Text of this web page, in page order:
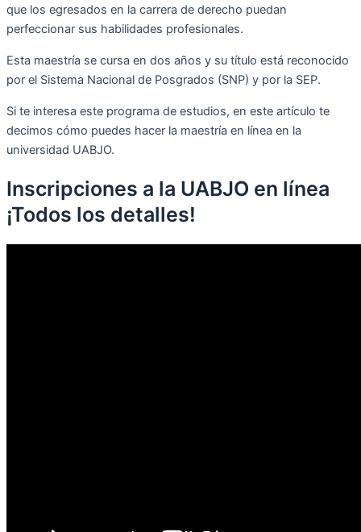
que los egresados en la carrera de derecho puedan
perfeccionar sus habilidades profesionales.
Esta maestría se cursa en dos años y su título está reconocido
por el Sistema Nacional de Posgrados (SNP) y por la SEP.
Si te interesa este programa de estudios, en este artículo te
decimos cómo puedes hacer la maestría en línea en la
universidad UABJO.
Inscripciones a la UABJO en línea
¡Todos los detalles!